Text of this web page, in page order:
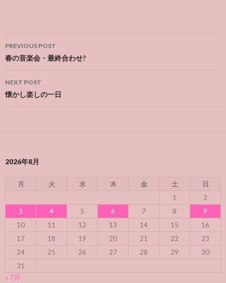
Post
navigation
PREVIOUS POST
春の音楽会・最終合わせ?
NEXT POST
懐かし楽しの一日
2026年8月
月 火 水 木 金 土
日
1
2
3
4 5 6 7 8
9
10
11 12 13 14 15
16
17
18 19 20 21 22
23
24
25 26 27 28 29
30
31
« 7月